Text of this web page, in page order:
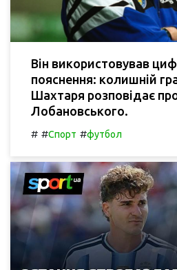
Він використовував
пояснення: колишній
Шахтаря розповідає
Лобановського.
# #Спорт #футбол